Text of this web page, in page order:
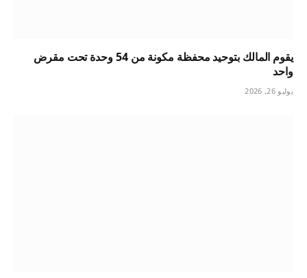
يقوم المالك بتوحيد محفظة مكونة من 54 وحدة تحت مقرض
واحد
يوليو 26, 2026